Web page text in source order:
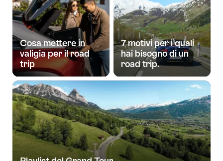
Cosa mettere in
valigia per il road
trip
7 motivi per i quali
hai bisogno di un
road trip.